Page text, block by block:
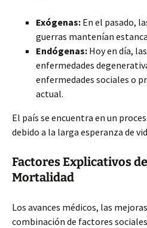
Exógenas: En el pasado,
guerras mantenían
Endógenas: Hoy en día,
enfermedades
enfermedades sociales o
actual.
El país se encuentra en un
debido a la larga esperanza de
Factores Explicativos
Mortalidad
Los avances médicos, las
combinación de factores